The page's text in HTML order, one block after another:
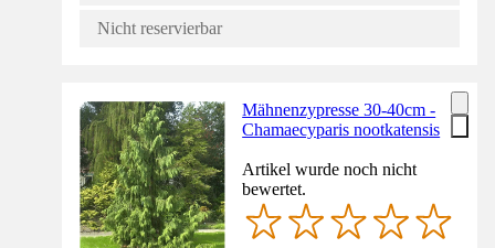
Nicht reservierbar
Mähnenzypresse 30-40cm -
Chamaecyparis nootkatensis
Artikel wurde noch nicht
bewertet.